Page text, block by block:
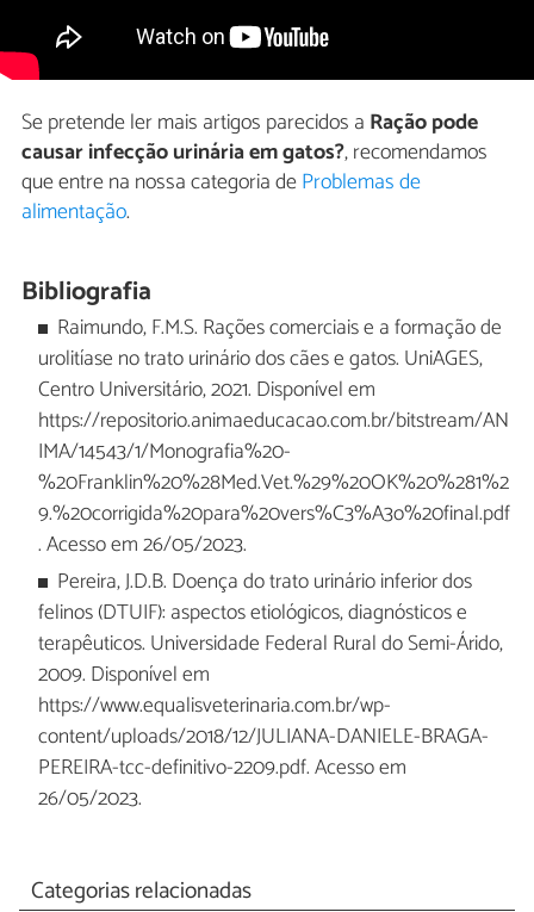
Se pretende ler mais artigos parecidos a Ração pode
causar infecção urinária em gatos?, recomendamos
que entre na nossa categoria deProblemas de
alimentação.
Bibliografia
Raimundo, F.M.S. Rações comerciais e a formação de
urolitíase no trato urinário dos cães e gatos. UniAGES,
Centro Universitário, 2021. Disponível em
https://repositorio.animaeducacao.com.br/bitstream/AN
IMA/14543/1/Monografia%20-
%20Franklin%20%28Med.Vet.%29%20OK%20%281%2
9.%20corrigida%20para%20vers%C3%A3o%20final.pdf
. Acesso em 26/05/2023.
Pereira, J.D.B. Doença do trato urinário inferior dos
felinos (DTUIF): aspectos etiológicos, diagnósticos e
terapêuticos. Universidade Federal Rural do Semi-Árido,
2009. Disponível em
https://www.equalisveterinaria.com.br/wp-
content/uploads/2018/12/JULIANA-DANIELE-BRAGA-
PEREIRA-tcc-definitivo-2209.pdf. Acesso em
26/05/2023.
Categorias relacionadas